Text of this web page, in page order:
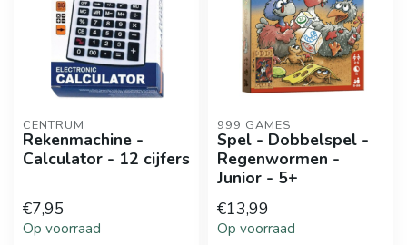
CENTRUM
Rekenmachine -
Calculator - 12 cijfers
€7,95
Op voorraad
999 GAMES
Spel - Dobbelspel -
Regenwormen -
Junior - 5+
€13,99
Op voorraad